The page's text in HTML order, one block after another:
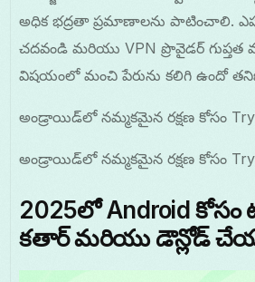
అధిక భద్రతా ప్రమాణాలను పాటించాలి.
చదవండి మరియు VPN ప్రొవైడర్
విషయంలో మంచి పేరును కలిగి ఉందో
అండ్రాయిడ్‌లో నమ్మకమైన రక్షణ కోసం
అండ్రాయిడ్‌లో నమ్మకమైన రక్షణ కోసం
2025లో Android కోసం
కతార్ మరియు డౌన్లోడ్